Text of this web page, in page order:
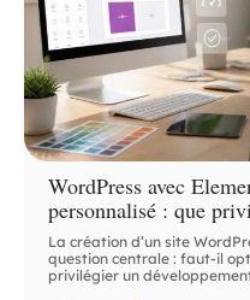
WordPress avec
personnalisé : que
La création d’un site
question centrale : faut-il
privilégier un